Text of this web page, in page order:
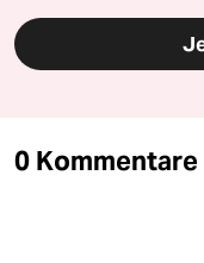
0 Kommentare